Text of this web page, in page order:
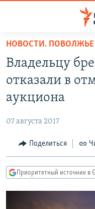
упрощенного
доступа
основному
Вернутся
Вернутся
ПОДКАСТЫ
МНЕНИЯ
КУЛЬТУРА
КАВКАЗ.РЕАЛИИ
СЕВЕР.РЕАЛИИ
НОВОСТИ. ПОВОЛЖЬЕ
Владельцу
отказали в
аукциона
07 августа 2017
Поделиться
Приоритетный источник в